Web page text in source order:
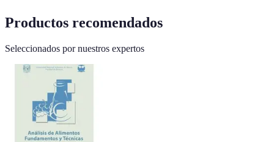
Productos recomendados
Seleccionados por nuestros expertos